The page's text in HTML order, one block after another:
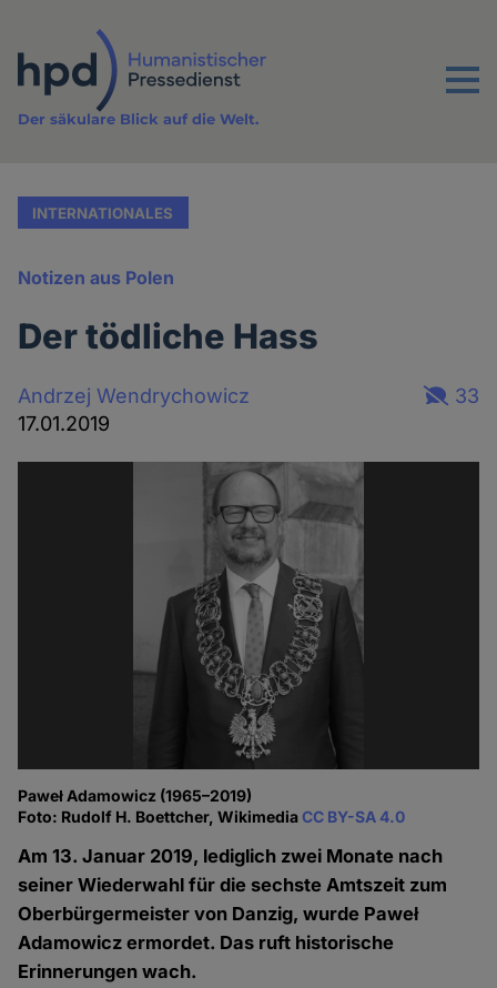
Inhalt
Menu
Der säkulare Blick auf die Welt.
INTERNATIONALES
Notizen aus Polen
Der tödliche Hass
Andrzej Wendrychowicz
17.01.2019
33
Paweł Adamowicz (1965–2019)
Foto: Rudolf H. Boettcher, WikimediaCC BY-SA 4.0
Am 13. Januar 2019, lediglich zwei Monate nach
seiner Wiederwahl für die sechste Amtszeit zum
Oberbürgermeister von Danzig, wurde Paweł
Adamowicz ermordet. Das ruft historische
Erinnerungen wach.